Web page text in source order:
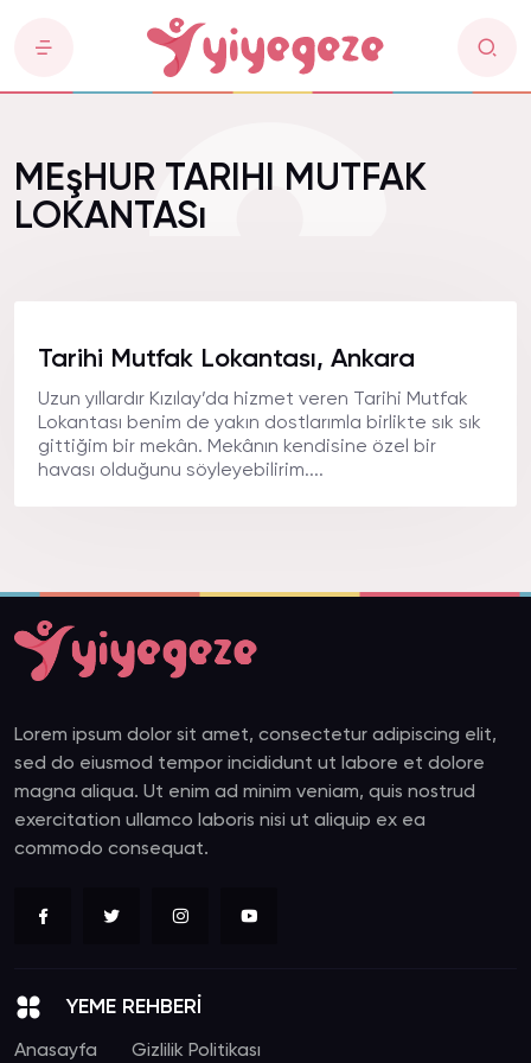
MEşHUR TARIHI MUTFAK
LOKANTASı
Tarihi Mutfak Lokantası, Ankara
Uzun yıllardır Kızılay’da hizmet veren Tarihi Mutfak
Lokantası benim de yakın dostlarımla birlikte sık sık
gittiğim bir mekân. Mekânın kendisine özel bir
havası olduğunu söyleyebilirim....
Lorem ipsum dolor sit amet, consectetur adipiscing elit,
sed do eiusmod tempor incididunt ut labore et dolore
magna aliqua. Ut enim ad minim veniam, quis nostrud
exercitation ullamco laboris nisi ut aliquip ex ea
commodo consequat.
YEME REHBERİ
Anasayfa Gizlilik Politikası